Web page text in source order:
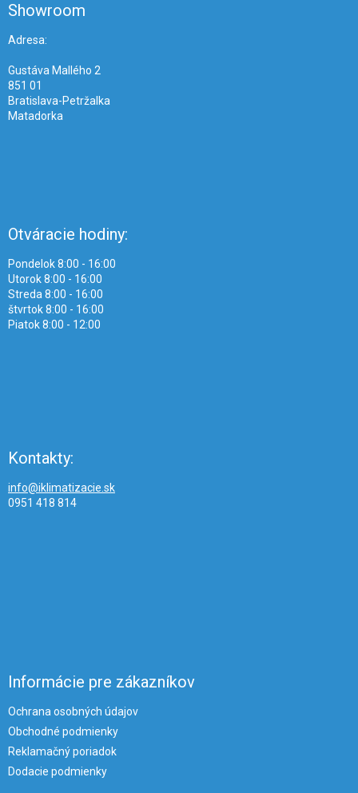
Showroom
Adresa:
Gustáva Mallého 2
851 01
Bratislava-Petržalka
Matadorka
Otváracie hodiny:
Pondelok 8:00 - 16:00
Utorok 8:00 - 16:00
Streda 8:00 - 16:00
štvrtok 8:00 - 16:00
Piatok 8:00 - 12:00
Kontakty:
info@iklimatizacie.sk
0951 418 814
Informácie pre zákazníkov
Ochrana osobných údajov
Obchodné podmienky
Reklamačný poriadok
Dodacie podmienky